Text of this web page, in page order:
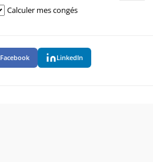
Calculer mes congés
Facebook LinkedIn